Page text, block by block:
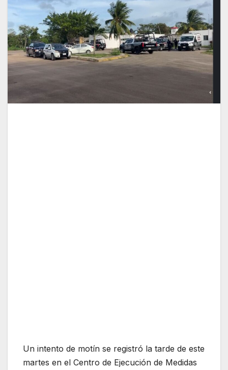
Un intento de motín se registró la tarde de este
martes en el Centro de Ejecución de Medidas